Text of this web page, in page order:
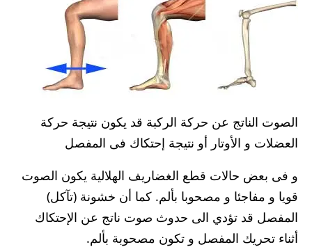
الصوت الناتج عن حركة الركبة قد يكون نتيجة حركة
العضلات و الأوتار أو نتيجة إحتكاك فى المفصل
و فى بعض حالات قطع الغضاريف الهلالية يكون الصوت
قويا و مفاجئا و مصحوبا بألم. كما أن خشونة (تآكل)
المفصل قد تؤدي الى حدوث صوت ناتج عن الإحتكاك
أثناء تحريك المفصل و تكون مصحوبة بألم.